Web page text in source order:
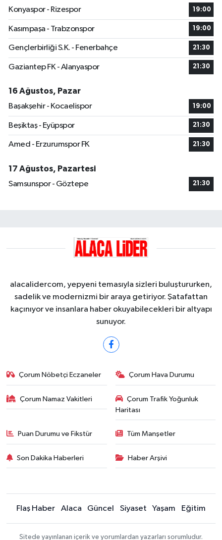
Konyaspor - Rizespor
19:00
Kasımpaşa - Trabzonspor 19:00
Gençlerbirliği S.K. - Fenerbahçe 21:30
Gaziantep FK - Alanyaspor 21:30
16 Ağustos, Pazar
Başakşehir - Kocaelispor
19:00
Beşiktaş - Eyüpspor 21:30
Amed - Erzurumspor FK 21:30
17 Ağustos, Pazartesi
Samsunspor - Göztepe
21:30
alacalidercom, yepyeni temasıyla sizleri buluştururken,
sadelik ve modernizmi bir araya getiriyor. Şatafattan
kaçınıyor ve insanlara haber okuyabilecekleri bir altyapı
sunuyor.
Çorum Nöbetçi Eczaneler Çorum Hava Durumu
Çorum Namaz Vakitleri
Çorum Trafik Yoğunluk
Haritası
Puan Durumu ve Fikstür Tüm Manşetler
Son Dakika Haberleri Haber Arşivi
Flaş Haber Alaca Güncel Siyaset Yaşam Eğitim
Sitede yayınlanan içerik ve yorumlardan yazarları sorumludur.